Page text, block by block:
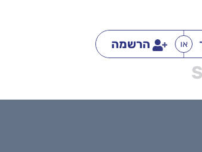
או הרשמה